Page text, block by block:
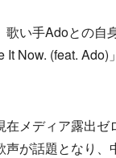
い手Adoとの自
It Now. (feat. Ado)
メディア露出ゼ
声が話題となり、